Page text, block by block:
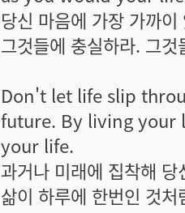
당신 마음에 가장 가까
그것들에 충실하라. 그
Don't let life slip
future. By living your
your life.
과거나 미래에 집착해
삶이 하루에 한번인 것